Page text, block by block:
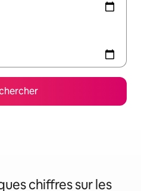
chiffres sur les